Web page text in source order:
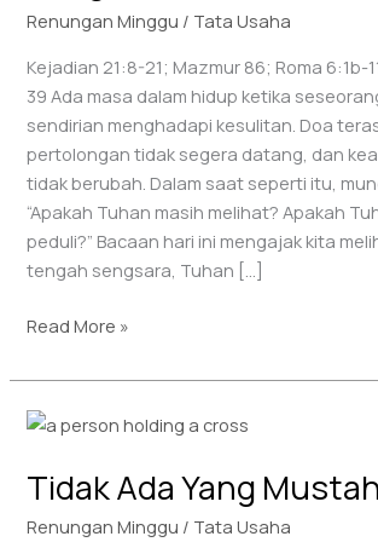
Renungan Minggu / Tata Usaha
Kejadian 21:8-21; Mazmur 86; Roma 6:1b-
39 Ada masa dalam hidup ketika
sendirian menghadapi kesulitan. Doa
pertolongan tidak segera datang, dan
tidak berubah. Dalam saat seperti itu,
“Apakah Tuhan masih melihat? Apakah
peduli?” Bacaan hari ini mengajak kita
tengah sengsara, Tuhan […]
Read More »
Tidak Ada Yang
Renungan Minggu / Tata Usaha
Tidak
Yang